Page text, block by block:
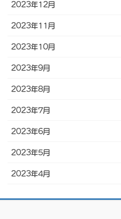
2023年12月
2023年11月
2023年10月
2023年9月
2023年8月
2023年7月
2023年6月
2023年5月
2023年4月